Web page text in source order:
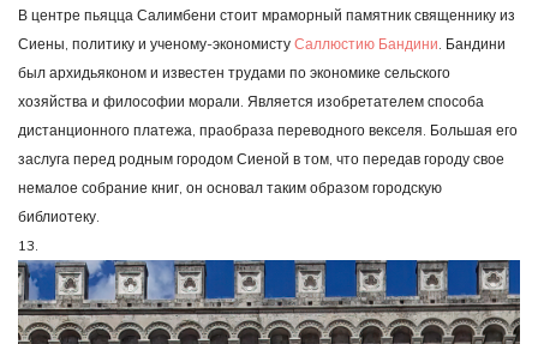
В центре пьяцца Салимбени стоит мраморный памятник священнику из
Сиены, политику и ученому-экономисту Саллюстию Бандини. Бандини
был архидьяконом и известен трудами по экономике сельского
хозяйства и философии морали. Является изобретателем способа
дистанционного платежа, праобраза переводного векселя. Большая его
заслуга перед родным городом Сиеной в том, что передав городу свое
немалое собрание книг, он основал таким образом городскую
библиотеку.
13.